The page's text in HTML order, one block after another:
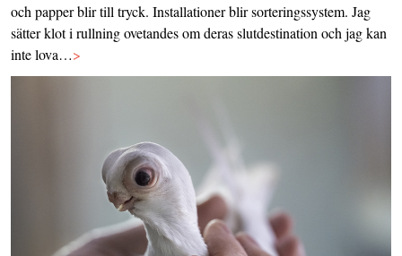
och papper blir till tryck. Installationer blir sorteringssystem. Jag
sätter klot i rullning ovetandes om deras slutdestination och jag kan
inte lova…>